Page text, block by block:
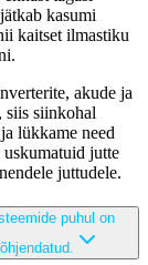
kasumi
kaitset ilmastiku
akude ja
siis siinkohal
lükkame need
uskumatuid jutte
juttudele.
puhul on